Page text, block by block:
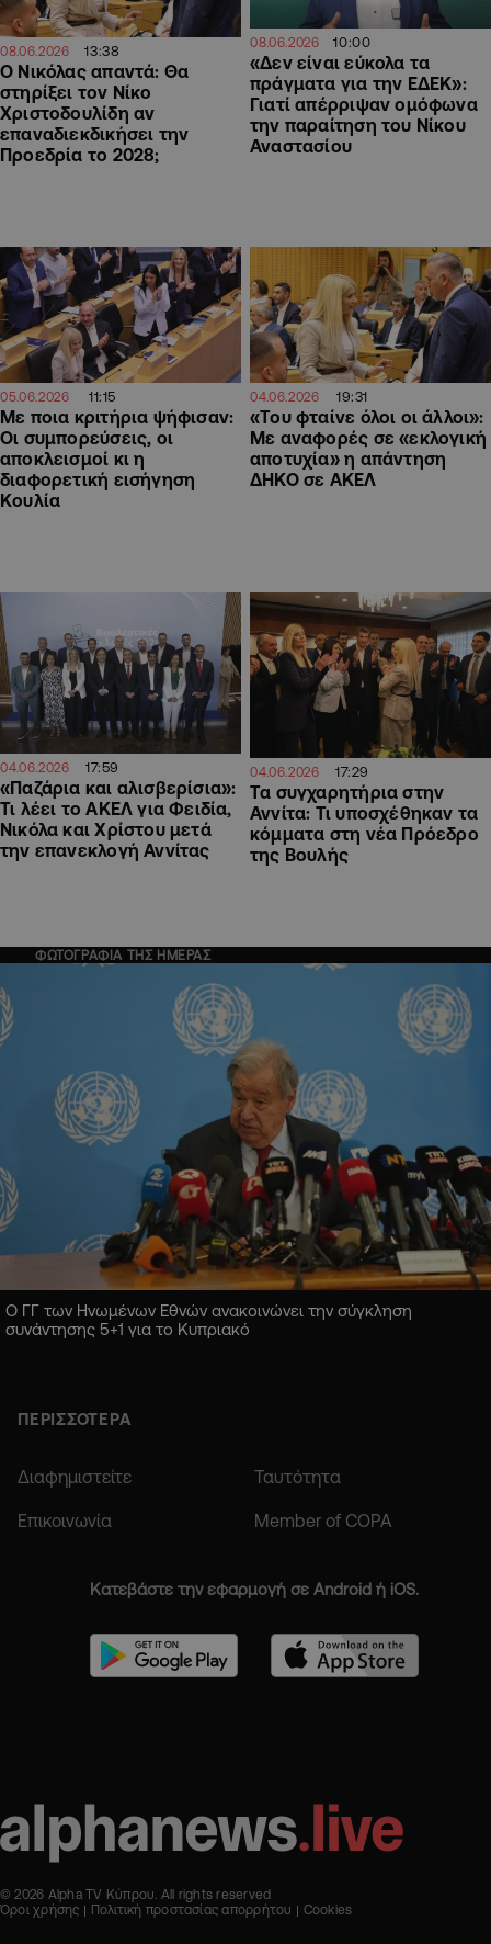
08.06.2026 13:38
Ο Νικόλας απαντά: Θα
στηρίξει τον Νίκο
Χριστοδουλίδη αν
επαναδιεκδικήσει την
Προεδρία το 2028;
08.06.2026 10:00
«Δεν είναι εύκολα τα
πράγματα για την ΕΔΕΚ»:
Γιατί απέρριψαν ομόφωνα
την παραίτηση του Νίκου
Αναστασίου
05.06.2026 11:15
Με ποια κριτήρια ψήφισαν:
Οι συμπορεύσεις, οι
αποκλεισμοί κι η
διαφορετική εισήγηση
Κουλία
04.06.2026 19:31
«Του φταίνε όλοι οι άλλοι»:
Με αναφορές σε «εκλογική
αποτυχία» η απάντηση
ΔΗΚΟ σε ΑΚΕΛ
04.06.2026 17:59
«Παζάρια και αλισβερίσια»:
Τι λέει το ΑΚΕΛ για Φειδία,
Νικόλα και Χρίστου μετά
την επανεκλογή Αννίτας
04.06.2026 17:29
Τα συγχαρητήρια στην
Αννίτα: Τι υποσχέθηκαν τα
κόμματα στη νέα Πρόεδρο
της Βουλής
ΦΩΤΟΓΡΑΦΙΑ ΤΗΣ ΗΜΕΡΑΣ
Ο ΓΓ των Ηνωμένων Εθνών ανακοινώνει την σύγκληση
συνάντησης 5+1 για το Κυπριακό
ΠΕΡΙΣΣΟΤΕΡΑ
Διαφημιστείτε Ταυτότητα
Επικοινωνία Member of COPA
Κατεβάστε την εφαρμογή σε Android ή iOS.
© 2026 Alpha TV Κύπρου. All rights reserved
Όροι χρήσης
Πολιτική προστασίας απορρήτου Cookies